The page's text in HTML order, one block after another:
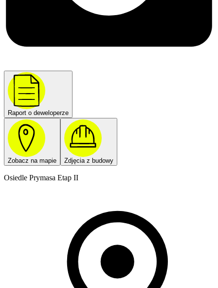
Raport o deweloperze
Zobacz na mapie Zdjęcia z budowy
Osiedle Prymasa Etap II